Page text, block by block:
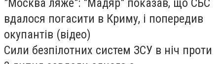
"Москва ляже": "Мадяр" показав, що СБС
вдалося погасити в Криму, і попередив
окупантів (відео)
Сили безпілотних систем ЗСУ в ніч проти